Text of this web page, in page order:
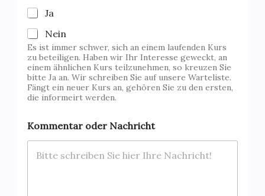
Ja
Nein
Es ist immer schwer, sich an einem laufenden Kurs
zu beteiligen. Haben wir Ihr Interesse geweckt, an
einem ähnlichen Kurs teilzunehmen, so kreuzen Sie
bitte Ja an. Wir schreiben Sie auf unsere Warteliste.
Fängt ein neuer Kurs an, gehören Sie zu den ersten,
die informeirt werden.
o
m
Kommentar oder Nachricht